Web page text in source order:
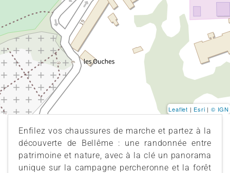
Enfilez vos chaussures de marche et partez à la
découverte de Bellême : une randonnée entre
patrimoine et nature, avec à la clé un panorama
unique sur la campagne percheronne et la forêt
Leaflet | Esri | © IGN